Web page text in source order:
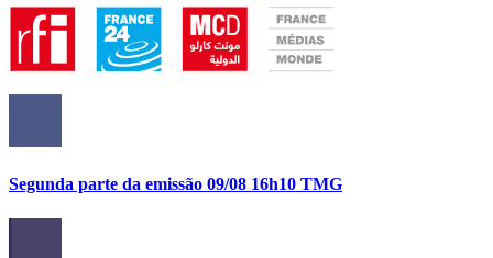
Segunda parte da emissão 09/08 16h10 TMG